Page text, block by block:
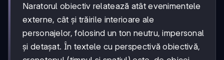
Naratorul obiectiv relatează atât evenimentele
externe, cât și trăirile interioare ale
personajelor, folosind un ton neutru, impersonal
și detașat. În textele cu perspectivă obiectivă,